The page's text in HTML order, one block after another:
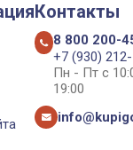
Контакты
8 800 200-
+7 (930)
Пн - Пт с
19:00